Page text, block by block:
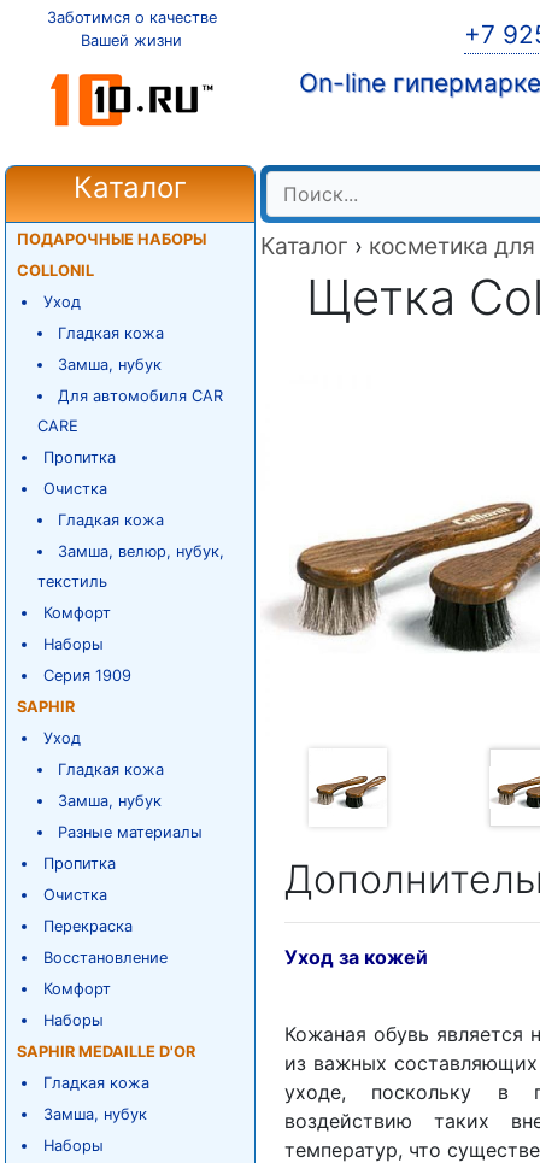
Заботимся о качестве
Вашей жизни
+7
On-line
Каталог
ПОДАРОЧНЫЕ НАБОРЫ
COLLONIL
Уход
Гладкая кожа
Замша, нубук
Для автомобиля CAR
CARE
Пропитка
Очистка
Гладкая кожа
Замша, велюр, нубук,
текстиль
Комфорт
Наборы
Серия 1909
SAPHIR
Уход
Гладкая кожа
Замша, нубук
Разные материалы
Пропитка
Очистка
Перекраска
Восстановление
Комфорт
Наборы
SAPHIR MEDAILLE D'OR
Гладкая кожа
Замша, нубук
Наборы
Каталог › косметика
Щетка
Уход за кожей
Кожаная обувь является
из важных
уходе, поскольку в
воздействию таких
температур, что